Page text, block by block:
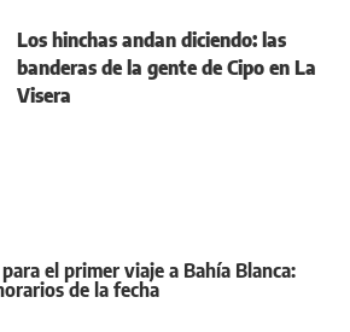
Los hinchas andan diciendo: las
banderas de la gente de Cipo en La
Visera
el primer viaje a Bahía Blanca:
de la fecha